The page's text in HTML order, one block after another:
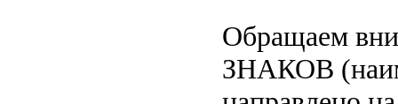
Обращаем
ЗНАКОВ